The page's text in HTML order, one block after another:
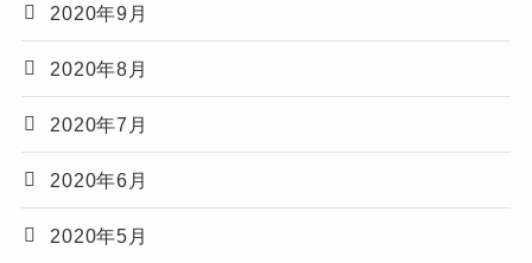
2020年9月
2020年8月
2020年7月
2020年6月
2020年5月